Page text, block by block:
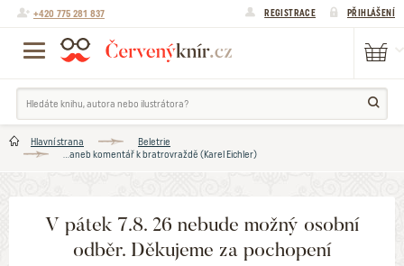
+420 775 281 837 REGISTRACE PŘIHLÁŠENÍ
Hlavní strana
Beletrie
...aneb komentář k bratrovraždě (Karel Eichler)
V pátek 7.8. 26 nebude možný osobní
odběr. Děkujeme za pochopení